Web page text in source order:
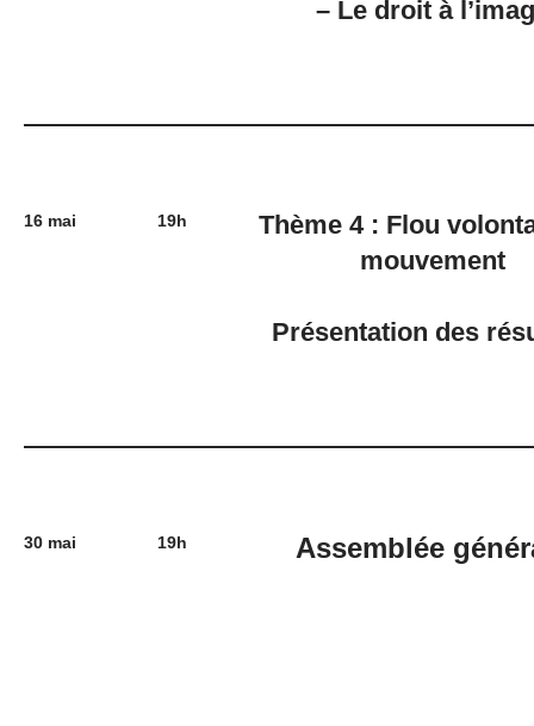
– Le droit à
16 mai 19h
Thème 4 : Flou
mouvement
Présentation des
30 mai 19h Assemblée